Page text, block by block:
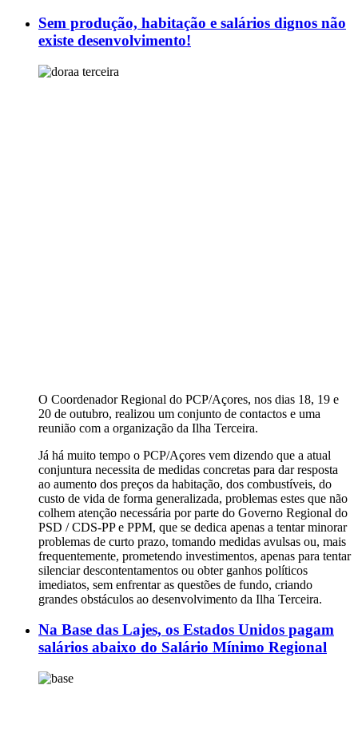
Sem produção, habitação e salários dignos não
existe desenvolvimento!
O Coordenador Regional do PCP/Açores, nos dias 18, 19 e
20 de outubro, realizou um conjunto de contactos e uma
reunião com a organização da Ilha Terceira.
Já há muito tempo o PCP/Açores vem dizendo que a atual
conjuntura necessita de medidas concretas para dar resposta
ao aumento dos preços da habitação, dos combustíveis, do
custo de vida de forma generalizada, problemas estes que não
colhem atenção necessária por parte do Governo Regional do
PSD / CDS-PP e PPM, que se dedica apenas a tentar minorar
problemas de curto prazo, tomando medidas avulsas ou, mais
frequentemente, prometendo investimentos, apenas para tentar
silenciar descontentamentos ou obter ganhos políticos
imediatos, sem enfrentar as questões de fundo, criando
grandes obstáculos ao desenvolvimento da Ilha Terceira.
Na Base das Lajes, os Estados Unidos pagam
salários abaixo do Salário Mínimo Regional